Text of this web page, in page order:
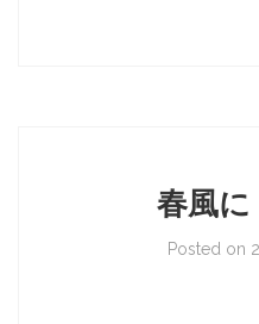
春風
Posted on